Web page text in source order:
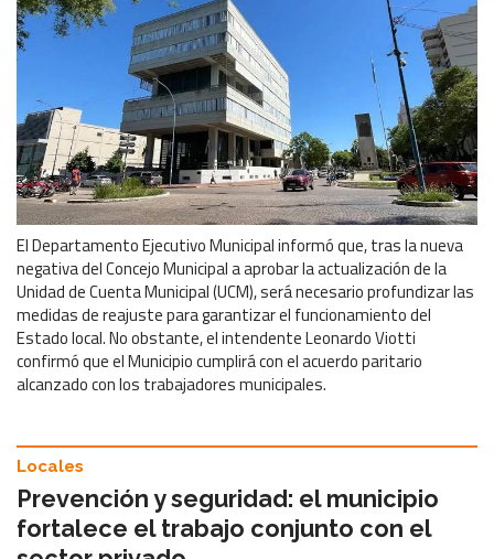
El Departamento Ejecutivo Municipal informó que, tras la nueva
negativa del Concejo Municipal a aprobar la actualización de la
Unidad de Cuenta Municipal (UCM), será necesario profundizar las
medidas de reajuste para garantizar el funcionamiento del
Estado local. No obstante, el intendente Leonardo Viotti
confirmó que el Municipio cumplirá con el acuerdo paritario
alcanzado con los trabajadores municipales.
Prevención y seguridad: el municipio
fortalece el trabajo conjunto con el
Locales